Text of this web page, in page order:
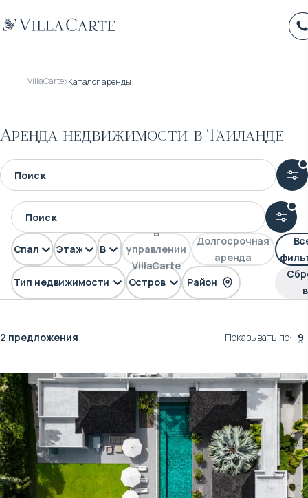
VillaCarte Каталог аренды
Аренда недвижимости в Таиланде
Тип недвижимости Остров Район
Спален Этажей Вид
В
управлении
VillaCarte
Долгосрочная
аренда
2 предложения Показывать по: 9